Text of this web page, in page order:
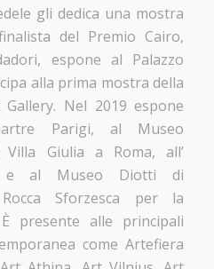
gli dedica una mostra
del Premio Cairo,
espone al Palazzo
alla prima mostra della
Nel 2019 espone
Parigi, al Museo
Giulia a Roma, all’
e al Museo Diotti di
Sforzesca per la
presente alle principali
come Artefiera